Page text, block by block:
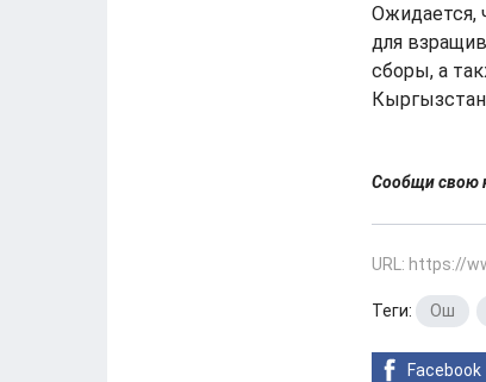
Ожидается,
для
сборы, а
Сообщи свою
URL: https://
Теги: Ош
Facebook